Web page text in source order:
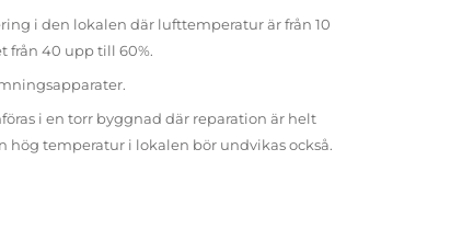
i den lokalen där lufttemperatur är från 10
från 40 upp till 60%.
i en torr byggnad där reparation är helt
hög temperatur i lokalen bör undvikas också.